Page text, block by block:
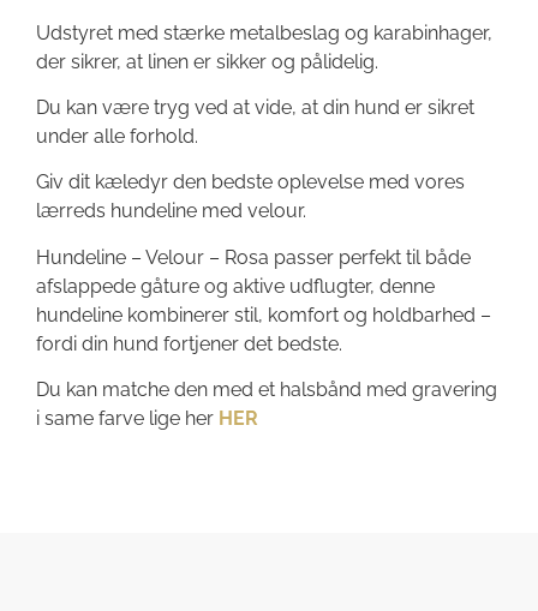
Udstyret med stærke metalbeslag og karabinhager,
der sikrer, at linen er sikker og pålidelig.
Du kan være tryg ved at vide, at din hund er sikret
under alle forhold.
Giv dit kæledyr den bedste oplevelse med vores
lærreds hundeline med velour.
Hundeline – Velour – Rosa passer perfekt til både
afslappede gåture og aktive udflugter, denne
hundeline kombinerer stil, komfort og holdbarhed –
fordi din hund fortjener det bedste.
Du kan matche den med et halsbånd med gravering
i same farve lige her HER